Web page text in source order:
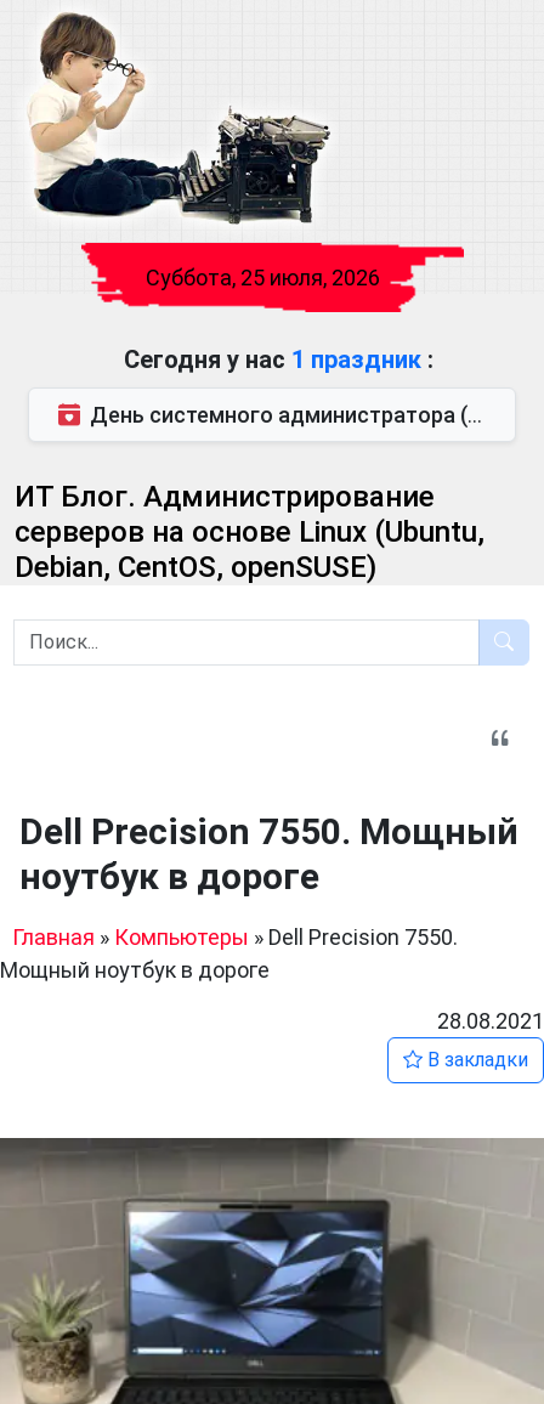
Суббота, 25 июля, 2026
Сегодня у нас 1 праздник :
День системного администратора (также известен как День сисадмина) — праздник, который отмечается...
ИТ Блог. Администрирование
серверов на основе Linux (Ubuntu,
Debian, CentOS, openSUSE)
Dell Precision 7550. Мощный
ноутбук в дороге
Главная » Компьютеры » Dell Precision 7550.
Мощный ноутбук в дороге
28.08.2021
В закладки